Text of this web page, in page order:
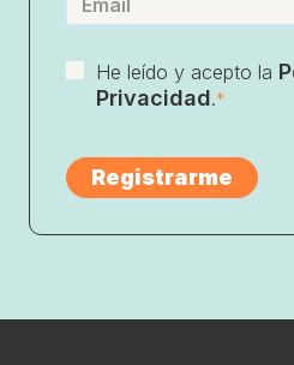
He leído y acepto la
Privacidad.*